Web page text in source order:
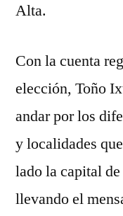
Alta.
Con la cuenta
elección, Toño
andar por los
y localidades
lado la capital
llevando el